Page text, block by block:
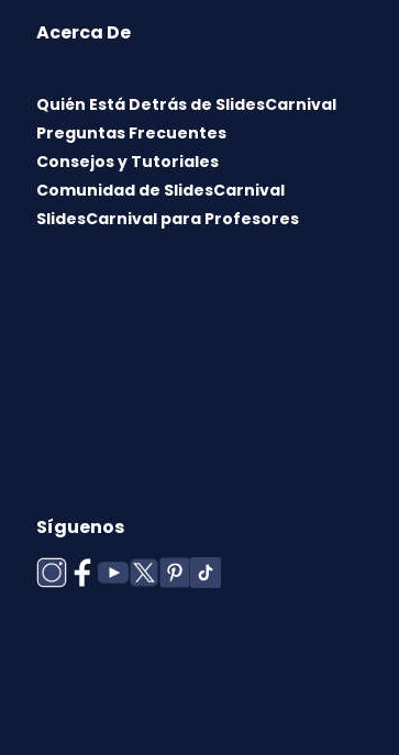
Acerca De
Quién Está Detrás de SlidesCarnival
Preguntas Frecuentes
Consejos y Tutoriales
Comunidad de SlidesCarnival
SlidesCarnival para Profesores
Síguenos